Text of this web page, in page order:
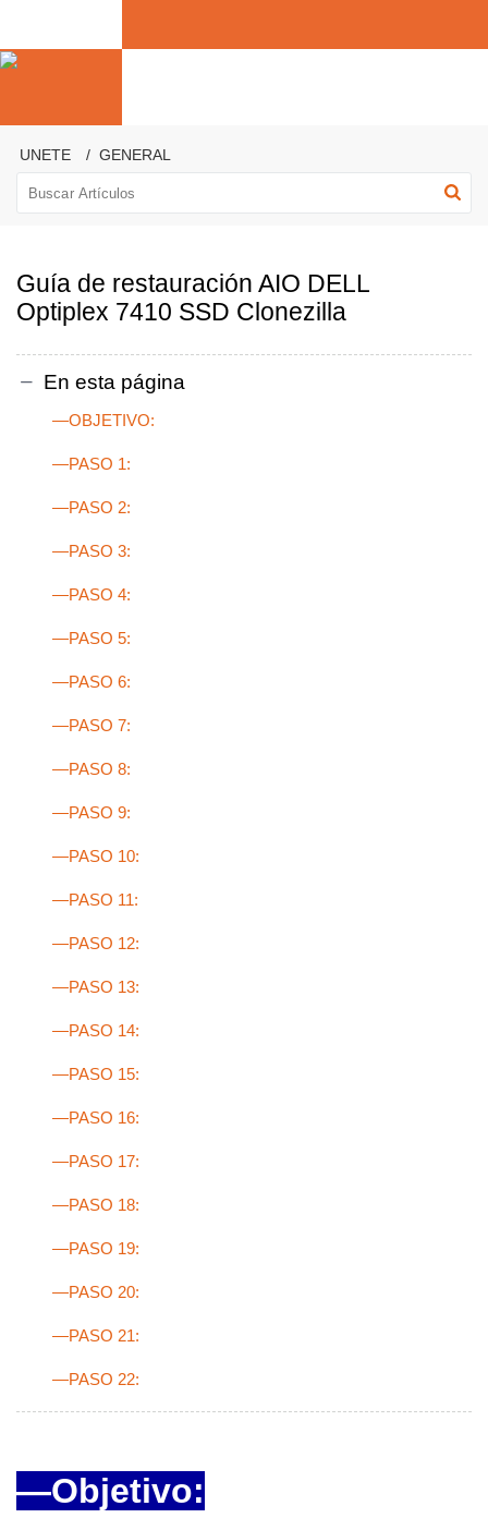
UNETE GENERAL
Guía de restauración AIO DELL
Optiplex 7410 SSD Clonezilla
En esta página
—OBJETIVO:
—PASO 1:
—PASO 2:
—PASO 3:
—PASO 4:
—PASO 5:
—PASO 6:
—PASO 7:
—PASO 8:
—PASO 9:
—PASO 10:
—PASO 11:
—PASO 12:
—PASO 13:
—PASO 14:
—PASO 15:
—PASO 16:
—PASO 17:
—PASO 18:
—PASO 19:
—PASO 20:
—PASO 21:
—PASO 22:
—Objetivo: